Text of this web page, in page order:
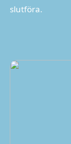
slutföra.